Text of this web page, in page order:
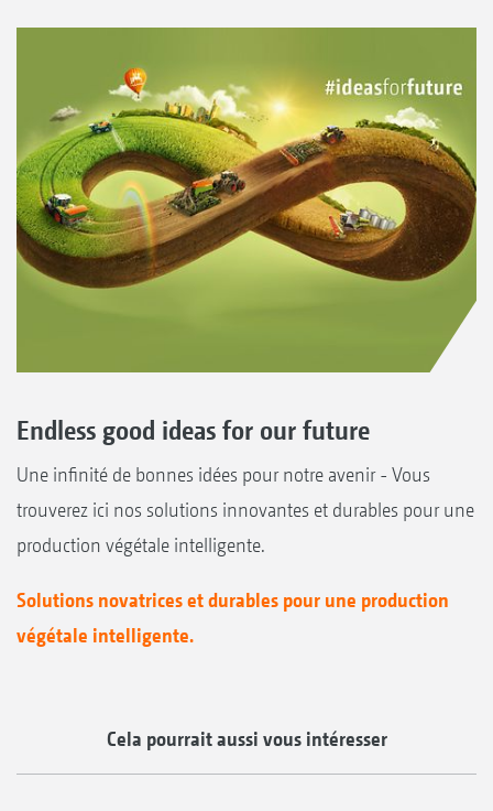
Endless good ideas for our future
Une infinité de bonnes idées pour notre avenir - Vous
trouverez ici nos solutions innovantes et durables pour une
production végétale intelligente.
Solutions novatrices et durables pour une production
végétale intelligente.
Cela pourrait aussi vous intéresser